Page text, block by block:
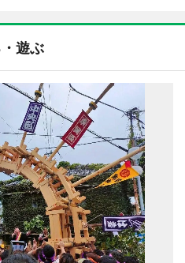
遊ぶ